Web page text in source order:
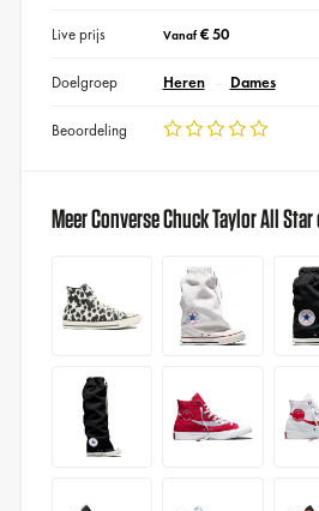
Live prijs Vanaf€ 50
Doelgroep Heren Dames
Beoordeling
Meer Converse Chuck Taylor All